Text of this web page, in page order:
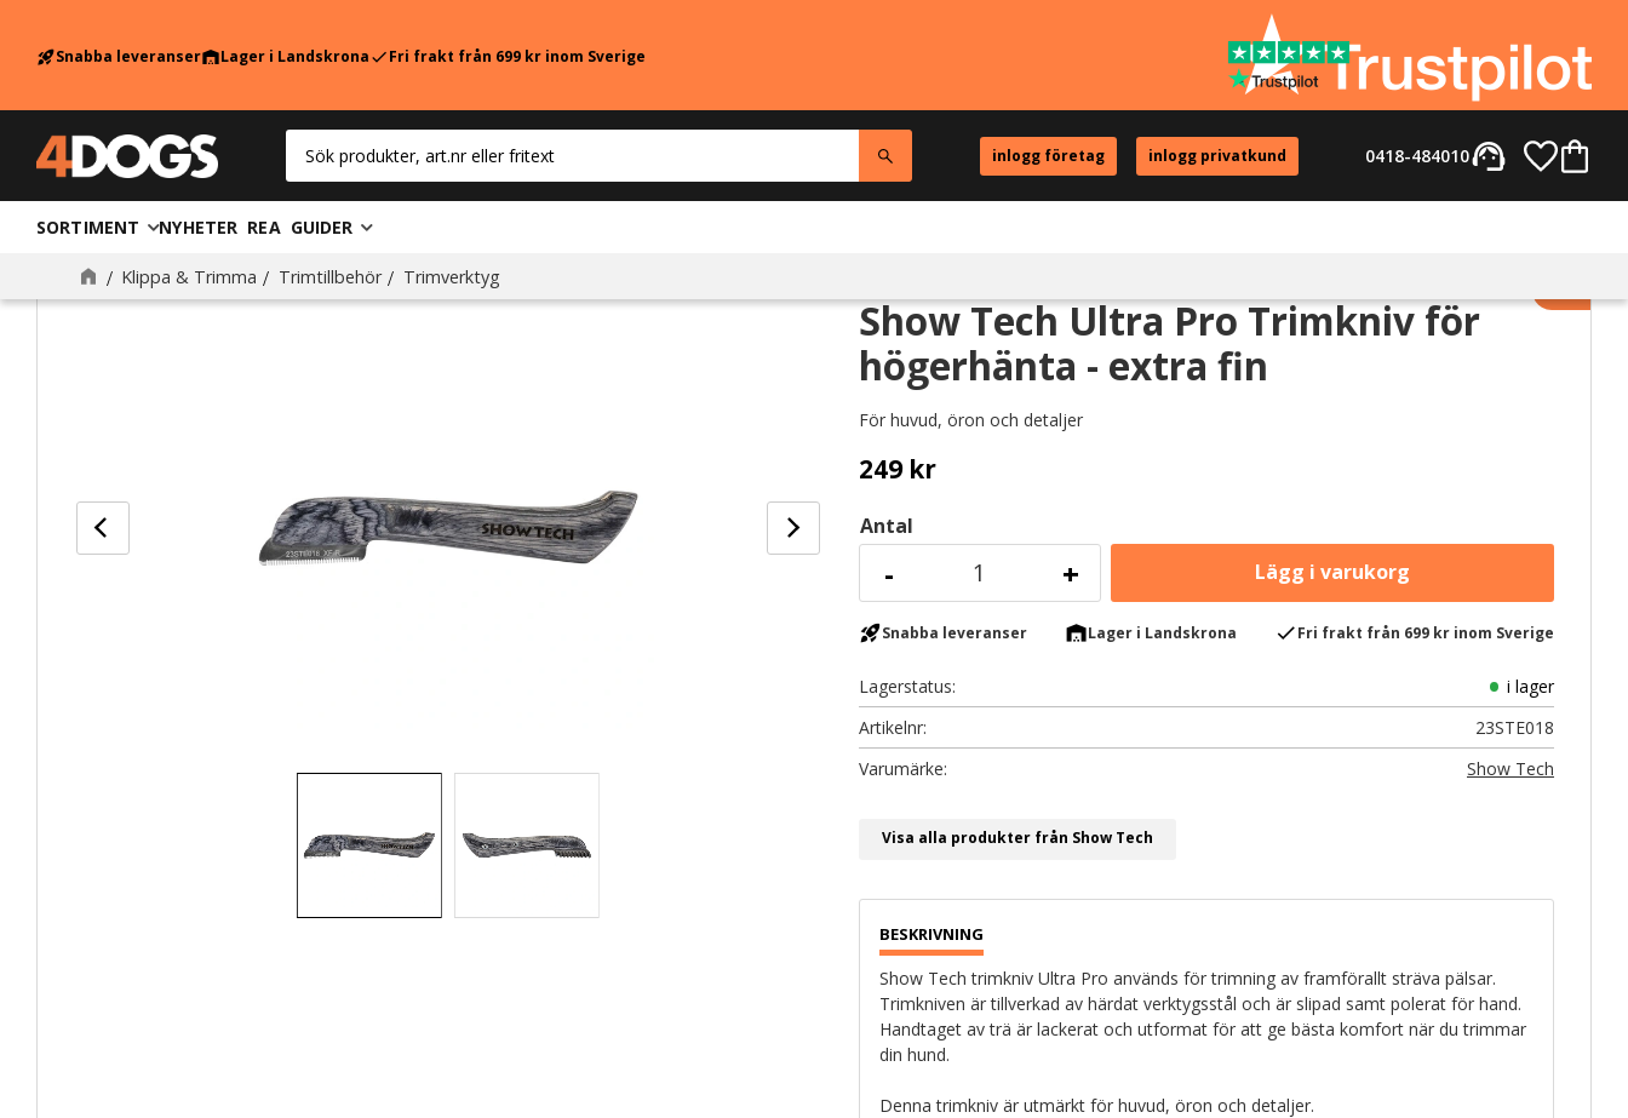
rocket_launchSnabba leveranserwarehouseLager i LandskronacheckFri frakt från 699 kr inom Sverige
inlogg företag inlogg privatkund support_agent
0418-484010
SORTIMENT NYHETER REA GUIDER
Klippa & Trimma Trimtillbehör Trimverktyg
Show Tech Ultra Pro Trimkniv för
högerhänta - extra fin
För huvud, öron och detaljer
249kr
Antal
+
-
Lägg
rocket_launchSnabba leveranser warehouseLager i Landskrona checkFri frakt från 699 kr inom Sverige
Lagerstatus
i lager
Artikelnr
23STE018
Show Tech
Visa alla produkter från Show Tech
Show Tech trimkniv Ultra Pro används för trimning av framförallt sträva pälsar.
Trimkniven är tillverkad av härdat verktygsstål och är slipad samt polerat för hand.
Handtaget av trä är lackerat och utformat för att ge bästa komfort när du trimmar
din hund.
Denna trimkniv är utmärkt för huvud, öron och detaljer.